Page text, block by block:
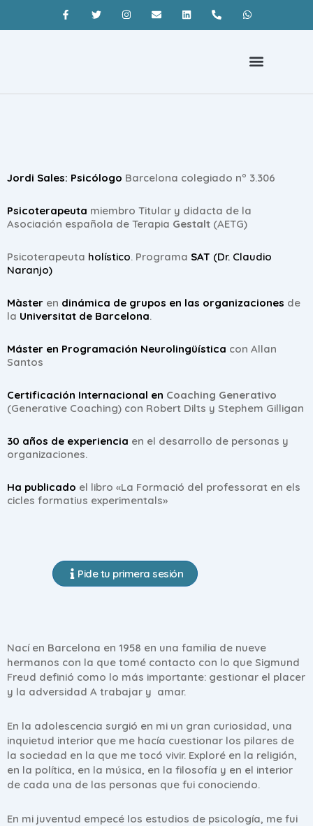
Jordi Sales: Psicólogo Barcelona colegiado nº 3.306
Psicoterapeuta miembro Titular y didacta de la
Asociación española de Terapia Gestalt (AETG)
Psicoterapeuta holístico. Programa SAT (Dr. Claudio
Naranjo)
Màster en dinámica de grupos en las organizaciones de
la Universitat de Barcelona.
Máster en Programación Neurolingüística con Allan
Santos
Certificación Internacional en Coaching Generativo
(Generative Coaching) con Robert Dilts y Stephem Gilligan
30 años de experiencia en el desarrollo de personas y
organizaciones.
Ha publicado el libro «La Formació del professorat en els
cicles formatius experimentals»
Pide tu primera sesión
Nací en Barcelona en 1958 en una familia de nueve
hermanos con la que tomé contacto con lo que Sigmund
Freud definió como lo más importante: gestionar el placer
y la adversidad A trabajar y amar.
En la adolescencia surgió en mi un gran curiosidad, una
inquietud interior que me hacía cuestionar los pilares de
la sociedad en la que me tocó vivir. Exploré en la religión,
en la política, en la música, en la filosofía y en el interior
de cada una de las personas que fui conociendo.
En mi juventud empecé los estudios de psicología, me fui